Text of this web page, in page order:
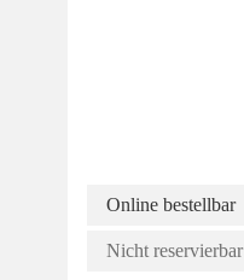
Online bestellbar
Nicht reservierbar